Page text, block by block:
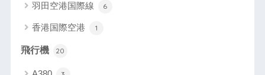
羽田空港国際線 6
香港国際空港 1
飛行機 20